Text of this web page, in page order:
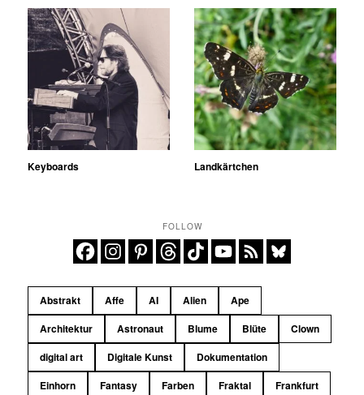
Keyboards Landkärtchen
FOLLOW
Abstrakt Affe AI Alien
Ape
Architektur
Astronaut Blume Blüte
Clown
digital art
Digitale Kunst
Dokumentation
Einhorn
Fantasy Farben Fraktal
Frankfurt